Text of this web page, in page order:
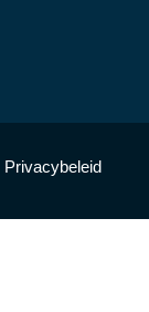
Privacybeleid